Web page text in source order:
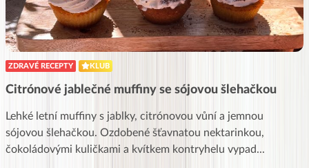
ZDRAVÉ RECEPTY KLUB
Citrónové jablečné muffiny se sójovou šlehačkou
Lehké letní muffiny s jablky, citrónovou vůní a jemnou
sójovou šlehačkou. Ozdobené šťavnatou nektarinkou,
čokoládovými kuličkami a kvítkem kontryhelu vypad...